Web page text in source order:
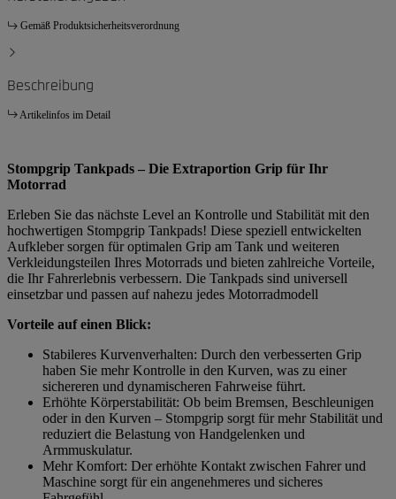
Gemäß Produktsicherheitsverordnung
Beschreibung
Artikelinfos im Detail
Stompgrip Tankpads – Die Extraportion Grip für Ihr
Motorrad
Erleben Sie das nächste Level an Kontrolle und Stabilität mit den
hochwertigen Stompgrip Tankpads! Diese speziell entwickelten
Aufkleber sorgen für optimalen Grip am Tank und weiteren
Verkleidungsteilen Ihres Motorrads und bieten zahlreiche Vorteile,
die Ihr Fahrerlebnis verbessern. Die Tankpads sind universell
einsetzbar und passen auf nahezu jedes Motorradmodell
Vorteile auf einen Blick:
Stabileres Kurvenverhalten: Durch den verbesserten Grip
haben Sie mehr Kontrolle in den Kurven, was zu einer
sichereren und dynamischeren Fahrweise führt.
Erhöhte Körperstabilität: Ob beim Bremsen, Beschleunigen
oder in den Kurven – Stompgrip sorgt für mehr Stabilität und
reduziert die Belastung von Handgelenken und
Armmuskulatur.
Mehr Komfort: Der erhöhte Kontakt zwischen Fahrer und
Maschine sorgt für ein angenehmeres und sicheres